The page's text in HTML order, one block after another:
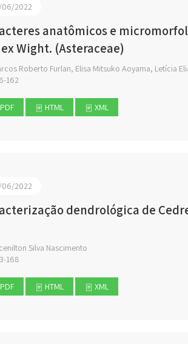
2022
anatômicos e
ex Wight. (Asteraceae)
Roberto Furlan, Elisa Mitsuko Aoyama, Letícia
162
PDF HTML XML
2022
dendrológica de
Silva Nascimento
168
PDF HTML XML